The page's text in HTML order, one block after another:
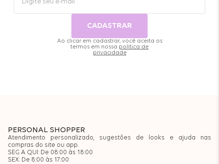
CADASTRAR
Ao clicar em cadastrar, você aceita os
termos em nossa política de
privacidade
PERSONAL SHOPPER
Atendimento personalizado, sugestões de looks e ajuda nas
compras do site ou app.
SEG A QUI: De 08:00 às 18:00
SEX: De 8:00 às 17:00